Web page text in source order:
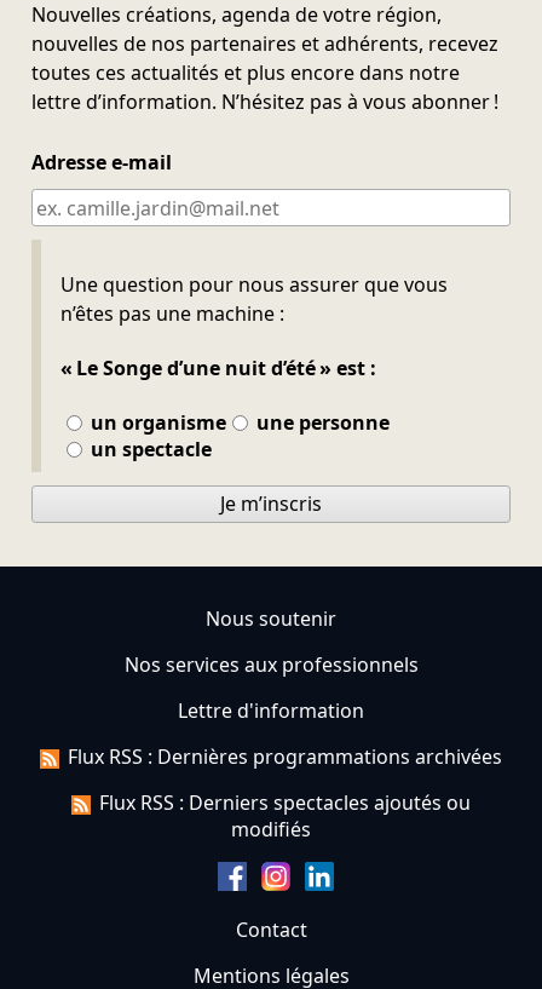
Nouvelles créations, agenda de votre région,
nouvelles de nos partenaires et adhérents, recevez
toutes ces actualités et plus encore dans notre
lettre d’information. N’hésitez pas à vous abonner !
Adresse e-mail
Une question pour nous assurer que vous
n’êtes pas une machine :
« Le Songe d’une nuit d’été » est :
un organisme
une personne
un spectacle
Ne pas remplir
Je m’inscris
Nous soutenir
Nos services aux professionnels
Lettre d'information
Flux RSS : Dernières programmations archivées
Flux RSS : Derniers spectacles ajoutés ou
modifiés
Contact
Mentions légales